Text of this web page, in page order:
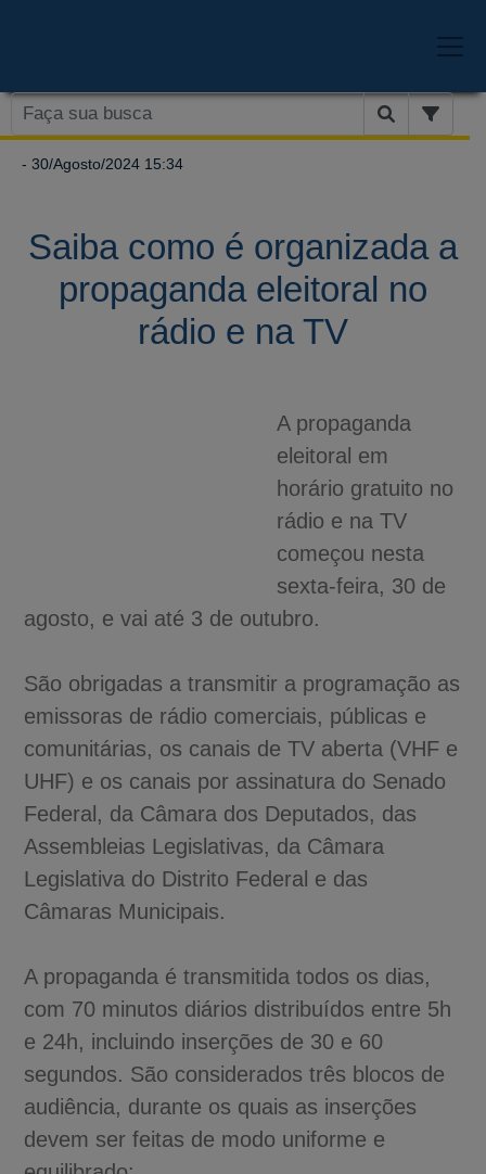
- 30/Agosto/2024 15:34
Saiba como é organizada a
propaganda eleitoral no
rádio e na TV
A propaganda
eleitoral em
horário gratuito no
rádio e na TV
começou nesta
sexta-feira, 30 de
agosto, e vai até 3 de outubro.
São obrigadas a transmitir a programação as
emissoras de rádio comerciais, públicas e
comunitárias, os canais de TV aberta (VHF e
UHF) e os canais por assinatura do Senado
Federal, da Câmara dos Deputados, das
Assembleias Legislativas, da Câmara
Legislativa do Distrito Federal e das
Câmaras Municipais.
A propaganda é transmitida todos os dias,
com 70 minutos diários distribuídos entre 5h
e 24h, incluindo inserções de 30 e 60
segundos. São considerados três blocos de
audiência, durante os quais as inserções
devem ser feitas de modo uniforme e